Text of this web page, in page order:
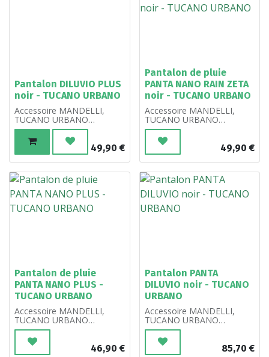
Pantalon DILUVIO PLUS
noir - TUCANO URBANO
Accessoire MANDELLI,
TUCANO URBANO
référence 001401285.
49,90 €
Pantalon de pluie
PANTA NANO RAIN ZETA
noir - TUCANO URBANO
Accessoire MANDELLI,
TUCANO URBANO
référence 002030195.
49,90 €
Pantalon de pluie
PANTA NANO PLUS -
TUCANO URBANO
Accessoire MANDELLI,
TUCANO URBANO
référence
001401390, 001401395.
46,90 €
Pantalon PANTA
DILUVIO noir - TUCANO
URBANO
Accessoire MANDELLI,
TUCANO URBANO
référence 001401300.
85,70 €